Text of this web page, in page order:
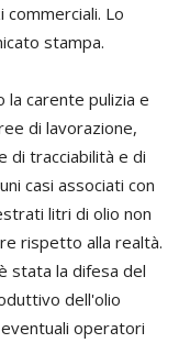
Lo
stampa.
la carente pulizia e
di lavorazione,
di tracciabilità e di
casi associati con
litri di olio non
rispetto alla realtà.
stata la difesa del
dell'olio
operatori